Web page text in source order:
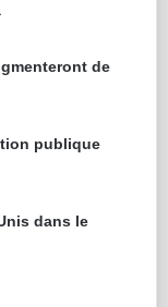
de
publique
dans le